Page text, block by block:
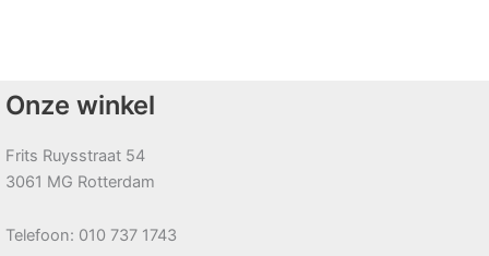
Onze winkel
Frits Ruysstraat 54
3061 MG Rotterdam
Telefoon: 010 737 1743